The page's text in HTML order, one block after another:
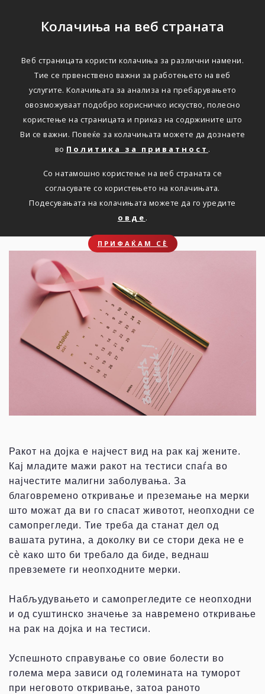
Колачиња на веб страната
Веб страницата користи колачиња за различни намени.
Тие се првенствено важни за работењето на веб
услугите. Колачињата за анализа на пребарувањето
овозможуваат подобро корисничко искуство, полесно
користење на страницата и приказ на содржините што
Ви се важни. Повеќе за колачињата можете да дознаете
во Политика за приватност .
Со натамошно користење на веб страната се
согласувате со користењето на колачињата.
Подесувањата на колачињата можете да го уредите
овде .
ПРИФАЌАМ СЀ
Колку се сакате себеси?
Новости КОЛКУ СЕ САКАТЕ СЕБЕСИ?
Ви препорачуваме
самопрегледите да станат
дел од вашето секојдневие.
Ракот на дојка е најчест вид на рак кај жените.
Кај младите мажи ракот на тестиси спаѓа во
најчестите малигни заболувања. За
благовремено откривање и преземање на мерки
што можат да ви го спасат животот, неопходни се
самопрегледи. Тие треба да станат дел од
вашата рутина, а доколку ви се стори дека не е
сѐ како што би требало да биде, веднаш
превземете ги неопходните мерки.
Набљудувањето и самопрегледите се неопходни
и од суштинско значење за навремено откривање
на рак на дојка и на тестиси.
Успешното справување со овие болести во
голема мера зависи од големината на туморот
при неговото откривање, затоа раното